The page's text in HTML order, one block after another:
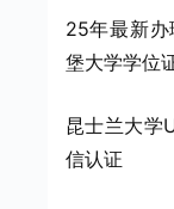
25年最新
堡大学学位
昆士兰大学
信认证